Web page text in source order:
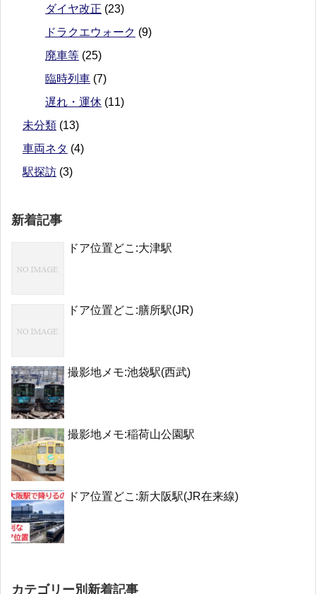
ダイヤ改正 (23)
ドラクエウォーク (9)
廃車等 (25)
臨時列車 (7)
遅れ・運休 (11)
未分類 (13)
車両ネタ (4)
駅探訪 (3)
新着記事
ドア位置どこ:大津駅
ドア位置どこ:膳所駅(JR)
撮影地メモ:池袋駅(西武)
撮影地メモ:稲荷山公園駅
ドア位置どこ:新大阪駅(JR在来線)
カテゴリー別新着記事